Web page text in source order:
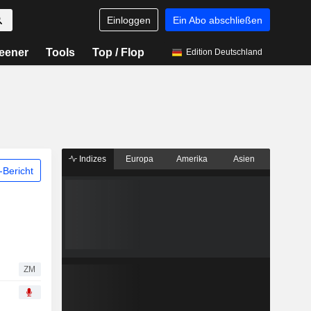
Einloggen Ein Abo abschließen
Tools Top / Flop Edition Deutschland
Bericht
ZM
Indizes Europa Amerika Asien